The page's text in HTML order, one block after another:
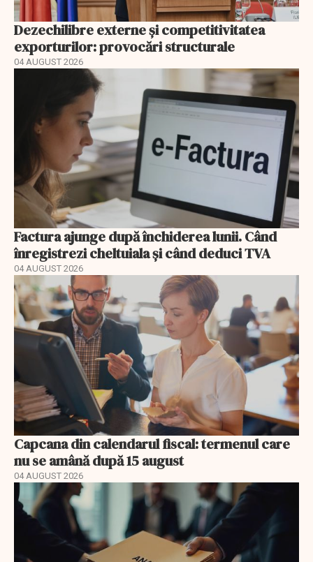
Dezechilibre externe și competitivitatea
exporturilor: provocări structurale
04 AUGUST 2026
Factura ajunge după închiderea lunii. Când
înregistrezi cheltuiala și când deduci TVA
04 AUGUST 2026
Capcana din calendarul fiscal: termenul care
nu se amână după 15 august
04 AUGUST 2026